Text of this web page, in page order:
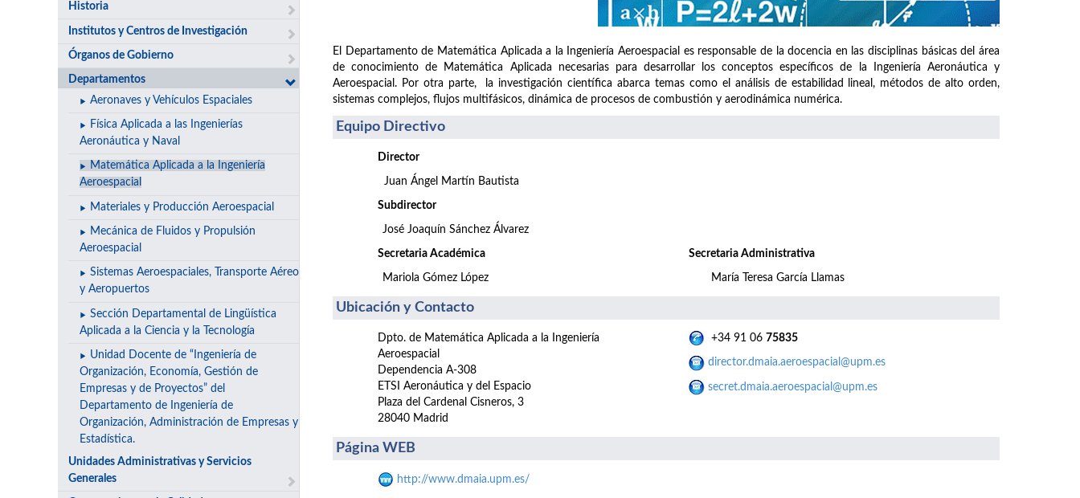
Historia
Institutos y Centros de Investigación
Órganos de Gobierno
Departamentos
Aeronaves y Vehículos Espaciales
Física Aplicada a las Ingenierías
Aeronáutica y Naval
Matemática Aplicada a la Ingeniería
Aeroespacial
Materiales y Producción Aeroespacial
Mecánica de Fluidos y Propulsión
Aeroespacial
Sistemas Aeroespaciales, Transporte Aéreo
y Aeropuertos
Sección Departamental de Lingüística
Aplicada a la Ciencia y la Tecnología
Unidad Docente de “Ingeniería de
Organización, Economía, Gestión de
Empresas y de Proyectos” del
Departamento de Ingeniería de
Organización, Administración de Empresas y
Estadística.
Unidades Administrativas y Servicios
Generales
El Departamento de Matemática Aplicada a la Ingeniería Aeroespacial es responsable de la docencia en las disciplinas básicas del área
de conocimiento de Matemática Aplicada necesarias para desarrollar los conceptos específicos de la Ingeniería Aeronáutica y
Aeroespacial. Por otra parte, la investigación científica abarca temas como el análisis de estabilidad lineal, métodos de alto orden,
sistemas complejos, flujos multifásicos, dinámica de procesos de combustión y aerodinámica numérica.
Equipo Directivo
Director
Juan Ángel Martín Bautista
Subdirector
José Joaquín Sánchez Álvarez
Secretaria Académica
Mariola Gómez López
Secretaria Administrativa
María Teresa García Llamas
Ubicación y Contacto
Dpto. de Matemática Aplicada a la Ingeniería
Aeroespacial
Dependencia A-308
ETSI Aeronáutica y del Espacio
Plaza del Cardenal Cisneros, 3
28040 Madrid
+34 91 06 75835
director.dmaia.aeroespacial@upm.es
secret.dmaia.aeroespacial@upm.es
Página WEB
http://www.dmaia.upm.es/